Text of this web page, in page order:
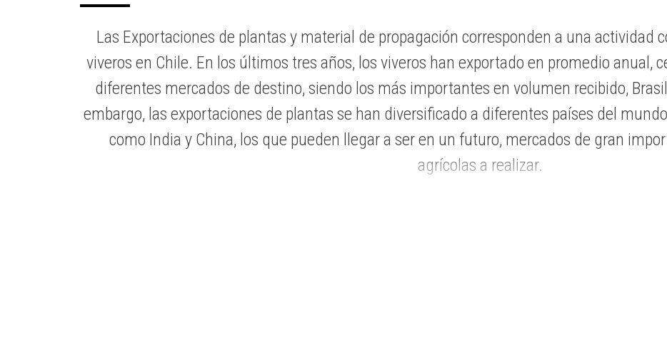
Las Exportaciones de plantas y material de propagación corresponden a una actividad
viveros en Chile. En los últimos tres años, los viveros han exportado en promedio anual,
diferentes mercados de destino, siendo los más importantes en volumen recibido,
embargo, las exportaciones de plantas se han diversificado a diferentes países del
como India y China, los que pueden llegar a ser en un futuro, mercados de gran
agrícolas a realizar.